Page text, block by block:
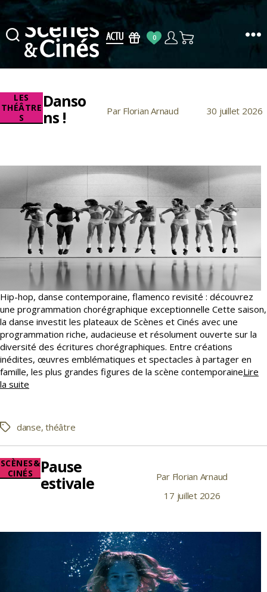
Scènes
Cinés
0
Catégories
LES
THÉÂTRE
S
Danso
ns !
Auteur
Par Florian Arnaud
Date30 juillet 2026
Hip-hop, danse contemporaine, flamenco revisité : découvrez
une programmation chorégraphique exceptionnelle Cette saison,
la danse investit les plateaux de Scènes et Cinés avec une
programmation riche, audacieuse et résolument ouverte sur la
diversité des écritures chorégraphiques. Entre créations
inédites, œuvres emblématiques et spectacles à partager en
famille, les plus grandes figures de la scène contemporaineLire
la suite
Étiquettes
danse,théâtre
Catégories
SCÈNES&
CINÉS
Pause
estivale
Auteur
l’article
Par Florian Arnaud
Date17 juillet 2026